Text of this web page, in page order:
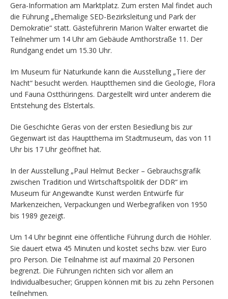
Gera-Information am Marktplatz. Zum ersten Mal findet auch
die Führung „Ehemalige SED-Bezirksleitung und Park der
Demokratie“ statt. Gästeführerin Marion Walter erwartet die
Teilnehmer um 14 Uhr am Gebäude Amthorstraße 11. Der
Rundgang endet um 15.30 Uhr.
Im Museum für Naturkunde kann die Ausstellung „Tiere der
Nacht“ besucht werden. Hauptthemen sind die Geologie, Flora
und Fauna Ostthüringens. Dargestellt wird unter anderem die
Entstehung des Elstertals.
Die Geschichte Geras von der ersten Besiedlung bis zur
Gegenwart ist das Hauptthema im Stadtmuseum, das von 11
Uhr bis 17 Uhr geöffnet hat.
In der Ausstellung „Paul Helmut Becker – Gebrauchsgrafik
zwischen Tradition und Wirtschaftspolitik der DDR“ im
Museum für Angewandte Kunst werden Entwürfe für
Markenzeichen, Verpackungen und Werbegrafiken von 1950
bis 1989 gezeigt.
Um 14 Uhr beginnt eine öffentliche Führung durch die Höhler.
Sie dauert etwa 45 Minuten und kostet sechs bzw. vier Euro
pro Person. Die Teilnahme ist auf maximal 20 Personen
begrenzt. Die Führungen richten sich vor allem an
Individualbesucher; Gruppen können mit bis zu zehn Personen
teilnehmen.